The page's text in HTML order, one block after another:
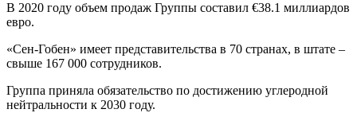
В 2020 году объем продаж Группы составил €38.1 миллиардов
евро.
«Сен-Гобен» имеет представительства в 70 странах, в штате –
свыше 167 000 сотрудников.
Группа приняла обязательство по достижению углеродной
нейтральности к 2030 году.